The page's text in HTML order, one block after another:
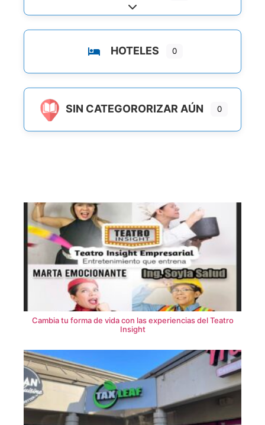
Ampliar sub-categorias
HOTELES 0
SIN CATEGORORIZAR AÚN 0
Cambia tu forma de vida con las experiencias del Teatro
Insight